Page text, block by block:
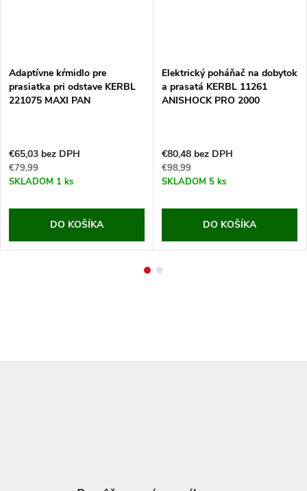
Adaptívne kŕmidlo pre
prasiatka pri odstave KERBL
221075 MAXI PAN
€65,03 bez DPH
€79,99
SKLADOM 1 ks
DO KOŠÍKA
Elektrický poháňač na dobytok
a prasatá KERBL 11261
ANISHOCK PRO 2000
€80,48 bez DPH
€98,99
SKLADOM 5 ks
DO KOŠÍKA